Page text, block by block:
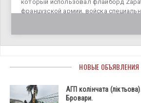
который использовал флайборд
французской армии, войска
НОВЫЕ ОБЪЯВЛЕНИЯ
АГП колінчата
Бровари.